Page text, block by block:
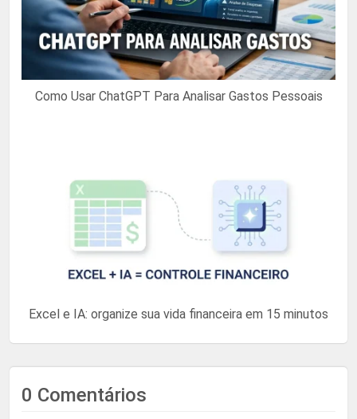
Como Usar ChatGPT Para Analisar Gastos Pessoais
Excel e IA: organize sua vida financeira em 15 minutos
0 Comentários